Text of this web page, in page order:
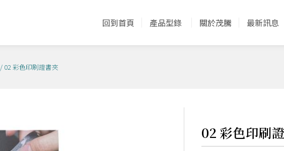
回到首頁 產品型錄 關於茂騰 最新訊息
/ 02 彩色印刷證書夾
02 彩色印刷